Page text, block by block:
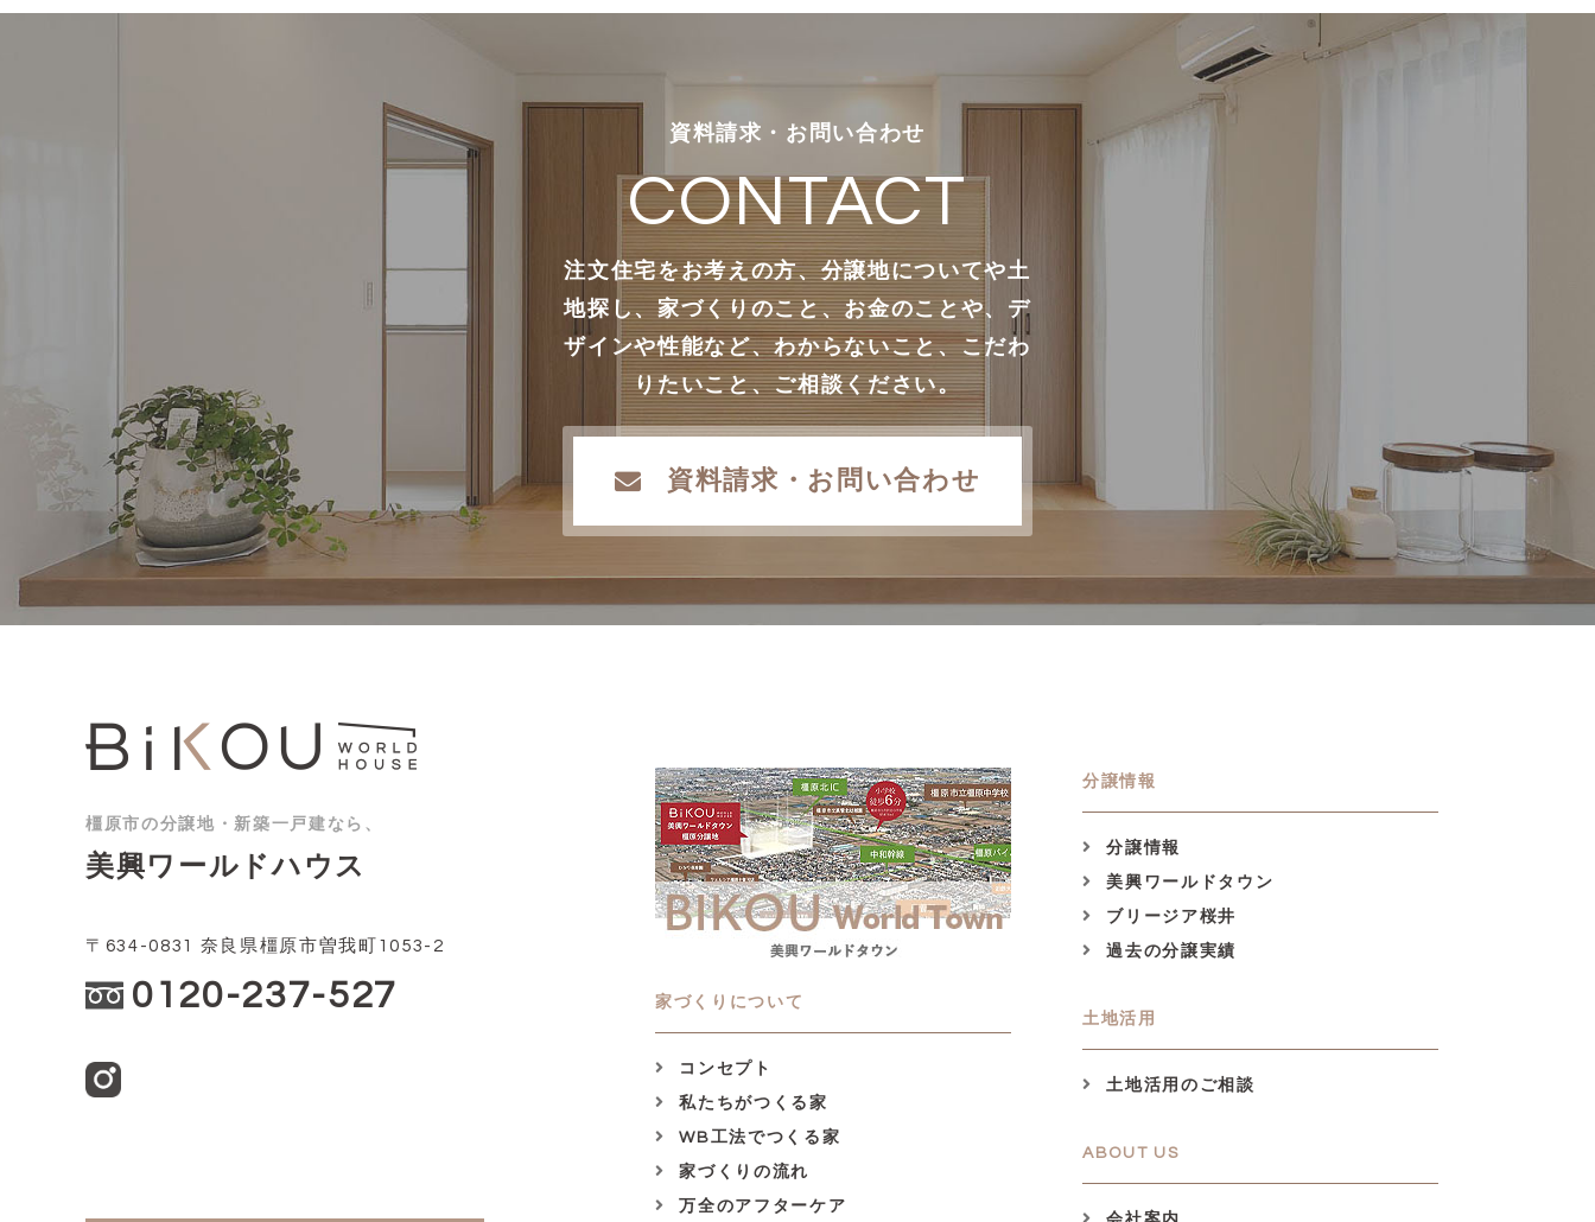
資料請求・お問い合わせ
CONTACT
注文住宅をお考えの方、分譲地についてや土
地探し、家づくりのこと、お金のことや、デ
ザインや性能など、わからないこと、こだわ
りたいこと、ご相談ください。
資料請求・お問い合わせ
橿原市の分譲地・新築一戸建なら、
美興ワールドハウス
〒634-0831 奈良県橿原市曽我町1053-2
0120-237-527
分譲情報
分譲情報
美興ワールドタウン
ブリージア桜井
過去の分譲実績
土地活用
土地活用のご相談
ABOUT US
家づくりについて
コンセプト
私たちがつくる家
WB工法でつくる家
家づくりの流れ
万全のアフターケア